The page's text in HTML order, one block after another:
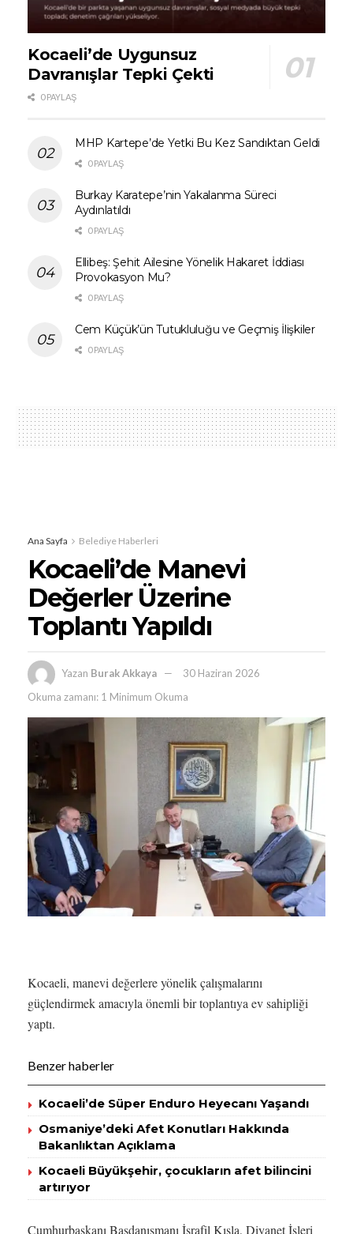
Kocaeli’de Uygunsuz
Davranışlar Tepki Çekti
0 PAYLAŞ
MHP Kartepe’de Yetki Bu Kez Sandıktan Geldi
0 PAYLAŞ
Burkay Karatepe’nin Yakalanma Süreci
Aydınlatıldı
0 PAYLAŞ
Ellibeş: Şehit Ailesine Yönelik Hakaret İddiası
Provokasyon Mu?
0 PAYLAŞ
Cem Küçük’ün Tutukluluğu ve Geçmiş İlişkiler
0 PAYLAŞ
Ana Sayfa Belediye Haberleri
Kocaeli’de Manevi
Değerler Üzerine
Toplantı Yapıldı
Yazan Burak Akkaya
30 Haziran 2026
Okuma zamanı: 1 Minimum Okuma
Kocaeli, manevi değerlere yönelik çalışmalarını
güçlendirmek amacıyla önemli bir toplantıya ev sahipliği
yaptı.
Benzer haberler
Kocaeli’de Süper Enduro Heyecanı Yaşandı
Osmaniye’deki Afet Konutları Hakkında
Bakanlıktan Açıklama
Kocaeli Büyükşehir, çocukların afet bilincini
artırıyor
Cumhurbaşkanı Başdanışmanı İsrafil Kışla, Diyanet İşleri